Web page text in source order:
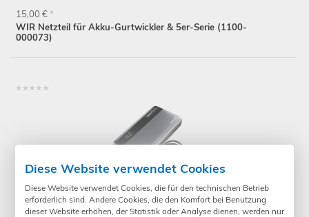
WIR Netzteil für Akku-Gurtwickler & 5er-Serie (1100-
000073)
15,00 € *
119,90 €*
Diese Website verwendet Cookies
Diese Website verwendet Cookies, die für den technischen Betrieb
erforderlich sind. Andere Cookies, die den Komfort bei Benutzung
dieser Website erhöhen, der Statistik oder Analyse dienen, werden nur